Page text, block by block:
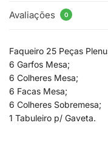
Avaliações 0
Faqueiro 25 Peças
6 Garfos Mesa;
6 Colheres Mesa;
6 Facas Mesa;
6 Colheres Sobremesa;
1 Tabuleiro p/ Gaveta.